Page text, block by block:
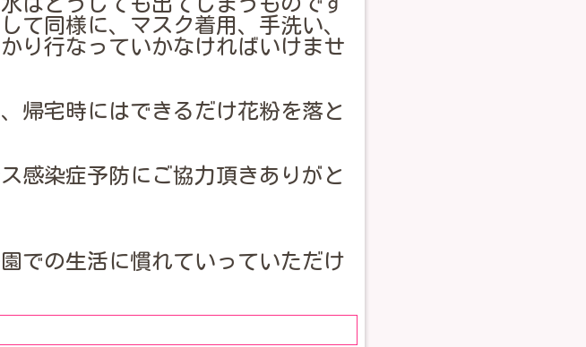
て同様に、マスク着用、手洗い、
り行なっていかなければいけませ
帰宅時にはできるだけ花粉を落と
感染症予防にご協力頂きありがと
での生活に慣れていっていただけ